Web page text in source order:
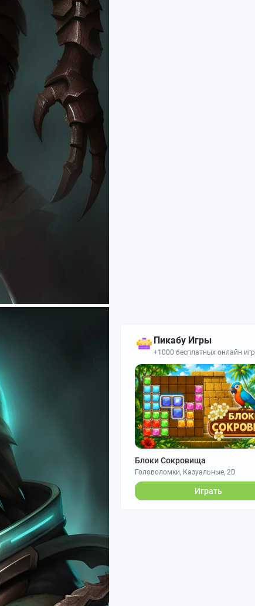
Пикабу Игры
+1000 бесплатных онлайн игр
Блоки Сокровища
Головоломки, Казуальные, 2D
Играть